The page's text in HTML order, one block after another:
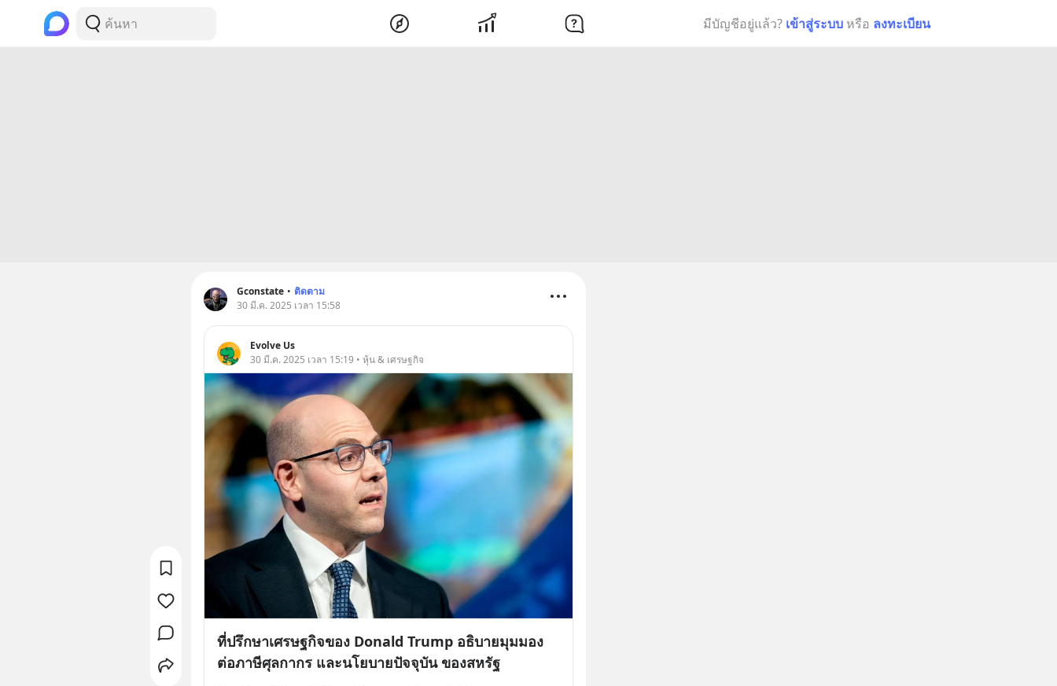
มีบัญชีอยู่แล้ว? เข้าสู่ระบบ หรือ ลงทะเบียน
Gconstate • ติดตาม
30 มี.ค. 2025 เวลา 15:58
Evolve Us
30 มี.ค. 2025 เวลา 15:19 • หุ้น & เศรษฐกิจ
ที่ปรึกษาเศรษฐกิจของ Donald Trump อธิบายมุมมอง
ต่อภาษีศุลกากร และนโยบายปัจจุบัน ของสหรัฐ